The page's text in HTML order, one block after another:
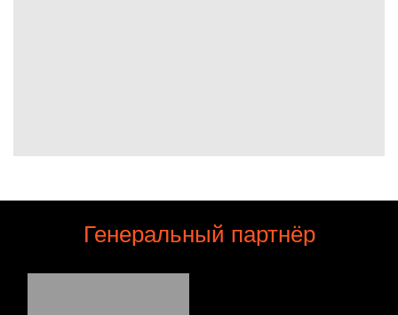
Генеральный партнёр